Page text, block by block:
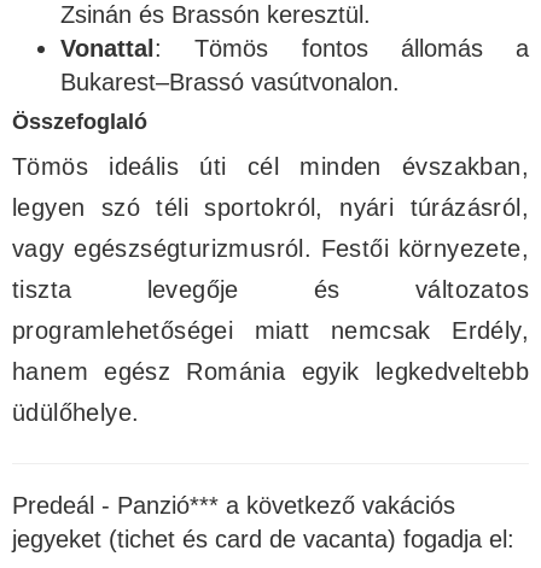
Zsinán és Brassón keresztül.
Vonattal : Tömös fontos állomás a
Bukarest–Brassó vasútvonalon.
Összefoglaló
Tömös ideális úti cél minden évszakban,
legyen szó téli sportokról, nyári túrázásról,
vagy egészségturizmusról. Festői környezete,
tiszta levegője és változatos
programlehetőségei miatt nemcsak Erdély,
hanem egész Románia egyik legkedveltebb
üdülőhelye.
Predeál - Panzió*** a következő vakációs
jegyeket (tichet és card de vacanta) fogadja el: